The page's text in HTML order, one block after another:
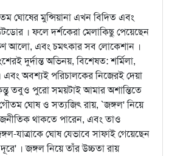
ঘোষের মুন্সিয়ানা এখন বিদিত এবং
। ফলে দর্শকেরা মেলাকিছু পেয়েছেন
আলো, এবং চমত্কার সব লোকেশান ।
দুর্দান্ত অভিনয়, বিশেষত: শর্মিলা,
অবশ্যই পরিচালকের নিজেরই দেয়া
তবুও পুরো সময়টাই আমার অশান্তিতে
ঘোষ ও সত্যজিৎ রায়, `জঙ্গল' নিয়ে
থাকতে পারেন, এবং তাও
যাত্রাকে ঘোষ যেভাবে সাফাই গেয়েছেন
। জঙ্গল নিয়ে তাঁর উচ্চতা রায়